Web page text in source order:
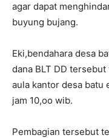
agar dapat
buyung bujang.
Eki,bendahara desa
dana BLT DD
aula kantor desa batu
jam 10,oo wib.
Pembagian tersebut